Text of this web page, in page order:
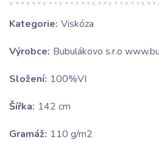
Kategorie: Viskóza
Výrobce: Bubulákovo s.r.o
Složení: 100%VI
Šířka: 142 cm
Gramáž: 110 g/m2